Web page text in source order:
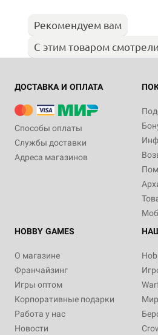
Рекомендуем вам
С этим товаром смотрели
ДОСТАВКА И ОПЛАТА
Способы оплаты
Службы доставки
Адреса магазинов
HOBBY GAMES
О магазине
Франчайзинг
Игры оптом
Корпоративные подарки
Работа у нас
Новости